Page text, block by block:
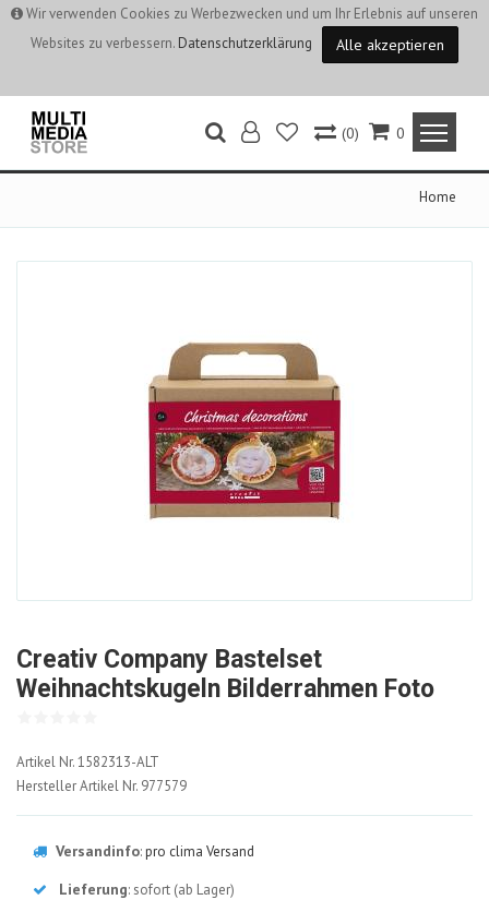
Wir verwenden Cookies zu Werbezwecken und um Ihr Erlebnis auf unseren
Websites zu verbessern. Datenschutzerklärung Alle akzeptieren
0
(0)
Home
Creativ Company Bastelset
Weihnachtskugeln Bilderrahmen Foto
1582313-
ALT
Artikel Nr.1582313-ALT
Hersteller Artikel Nr. 977579
Versandinfo:pro clima Versand
Lieferung: sofort (ab Lager)